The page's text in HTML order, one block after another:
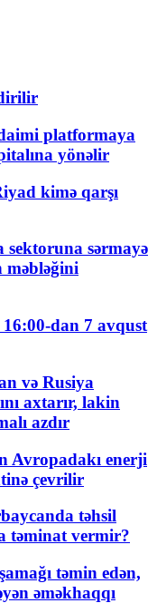
platformaya
yönəlir
kimə qarşı
sektoruna sərmayə
məbləğini
dan 7 avqust
və Rusiya
axtarır, lakin
azdır
Avropadakı enerji
çevrilir
təhsil
təminat vermir?
təmin edən,
əməkhaqqı